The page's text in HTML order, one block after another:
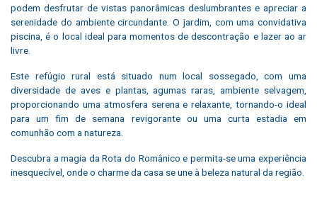
podem desfrutar de vistas panorâmicas deslumbrantes e apreciar a
serenidade do ambiente circundante. O jardim, com uma convidativa
piscina, é o local ideal para momentos de descontração e lazer ao ar
livre.
Este refúgio rural está situado num local sossegado, com uma
diversidade de aves e plantas, agumas raras, ambiente selvagem,
proporcionando uma atmosfera serena e relaxante, tornando-o ideal
para um fim de semana revigorante ou uma curta estadia em
comunhão com a natureza.
Descubra a magia da Rota do Românico e permita-se uma experiência
inesquecível, onde o charme da casa se une à beleza natural da região.